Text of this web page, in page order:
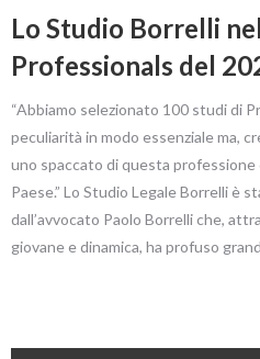
Lo Studio Borrelli
Professionals del
“Abbiamo selezionato 100 studi di
peculiarità in modo essenziale ma,
uno spaccato di questa professione
Paese.” Lo Studio Legale Borrelli è
dall’avvocato Paolo Borrelli che,
giovane e dinamica, ha profuso